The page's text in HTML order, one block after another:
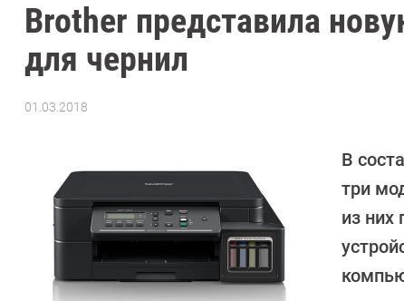
Brother представила
для чернил
01.03.2018
В
три
из них